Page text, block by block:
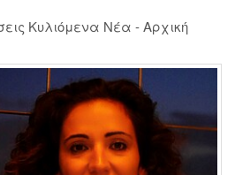
Κυλιόμενα Νέα - Αρχική